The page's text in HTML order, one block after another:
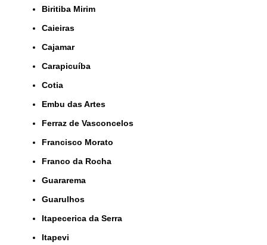
Biritiba Mirim
Caieiras
Cajamar
Carapicuíba
Cotia
Embu das Artes
Ferraz de Vasconcelos
Francisco Morato
Franco da Rocha
Guararema
Guarulhos
Itapecerica da Serra
Itapevi